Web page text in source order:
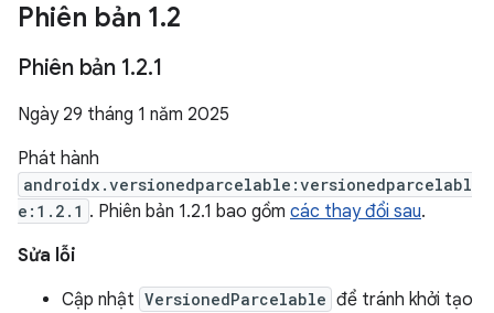
Phiên bản 1.2
Phiên bản 1.2.1
Ngày 29 tháng 1 năm 2025
Phát hành
androidx.versionedparcelable:versionedparcelabl
e:1.2.1 . Phiên bản 1.2.1 bao gồm các thay đổi sau.
Sửa lỗi
Cập nhật VersionedParcelable để tránh khởi tạo